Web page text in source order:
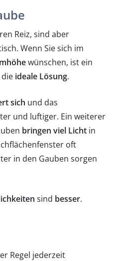
Reiz, sind aber
Wenn Sie sich im
wünschen, ist ein
ideale Lösung.
sich und das
und luftiger. Ein weiterer
bringen viel Licht in
oft
in den Gauben sorgen
sind besser.
Regel jederzeit